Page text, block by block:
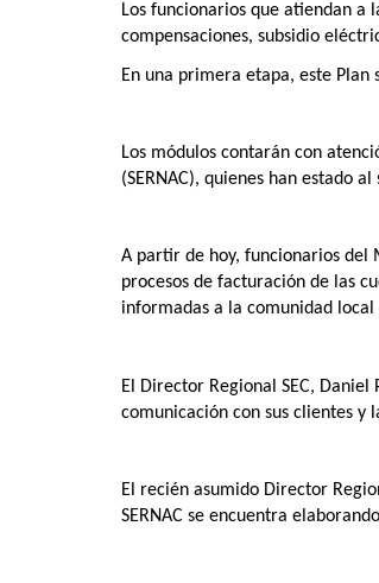
Los funcionarios que atiendan a
compensaciones, subsidio
En una primera etapa, este
Los módulos contarán con
(SERNAC), quienes han estado
A partir de hoy, funcionarios del
procesos de facturación de las
informadas a la comunidad
El Director Regional SEC,
comunicación con sus clientes y
El recién asumido Director
SERNAC se encuentra